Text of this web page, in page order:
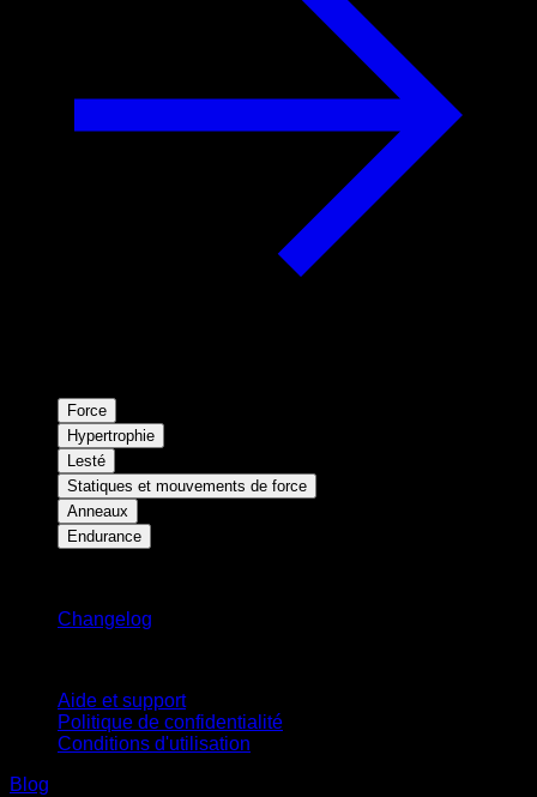
Force
Hypertrophie
Lesté
Statiques et mouvements de force
Anneaux
Endurance
Changelog
Aide et support
Politique de confidentialité
Conditions d'utilisation
Blog